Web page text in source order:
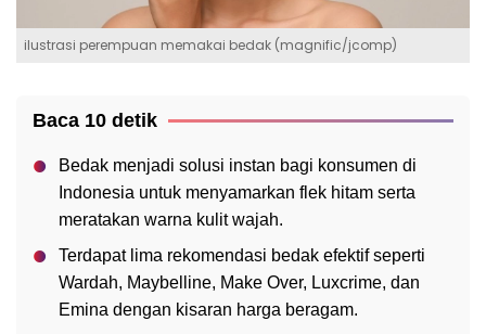
ilustrasi perempuan memakai bedak (magnific/jcomp)
Baca 10 detik
Bedak menjadi solusi instan bagi konsumen di
Indonesia untuk menyamarkan flek hitam serta
meratakan warna kulit wajah.
Terdapat lima rekomendasi bedak efektif seperti
Wardah, Maybelline, Make Over, Luxcrime, dan
Emina dengan kisaran harga beragam.